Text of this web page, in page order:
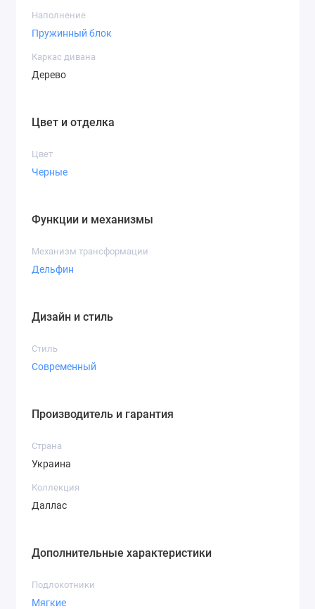
Наполнение
Пружинный блок
Каркас дивана
Дерево
Цвет и отделка
Цвет
Черные
Функции и механизмы
Механизм трансформации
Дельфин
Дизайн и стиль
Стиль
Современный
Производитель и гарантия
Страна
Украина
Коллекция
Даллас
Дополнительные характеристики
Подлокотники
Мягкие